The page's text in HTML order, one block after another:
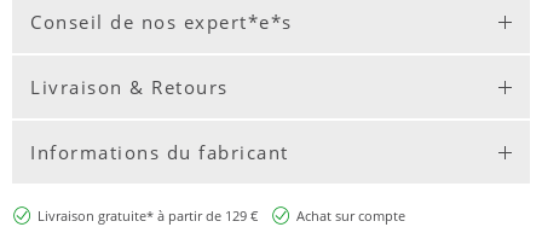
Conseil de nos expert*e*s
Livraison & Retours
Informations du fabricant
Livraison gratuite* à partir de 129 €
Achat sur compte